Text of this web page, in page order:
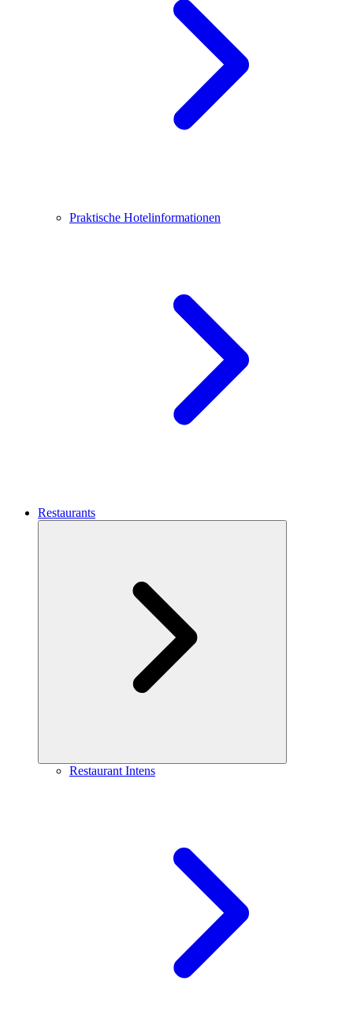
Praktische Hotelinformationen
Restaurants
Restaurant Intens